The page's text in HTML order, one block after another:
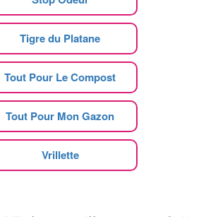
Tigre du Platane
Tout Pour Le Compost
Tout Pour Mon Gazon
Vrillette